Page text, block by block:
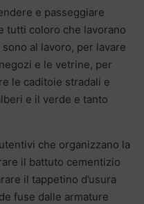
e passeggiare
tutti coloro che lavorano
al lavoro, per lavare
e le vetrine, per
le caditoie stradali e
e il verde e tanto
che organizzano la
il battuto cementizio
il tappetino d’usura
fuse dalle armature